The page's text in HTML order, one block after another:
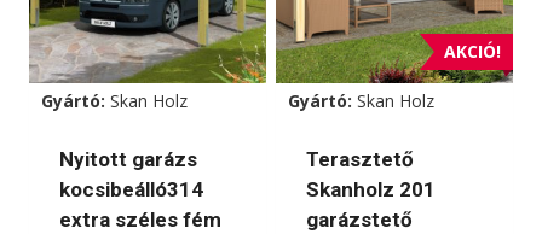
Gyártó: Skan Holz
Nyitott garázs
kocsibeálló314
extra széles fém
AKCIÓ!
Gyártó: Skan Holz
Terasztető
Skanholz 201
garázstető